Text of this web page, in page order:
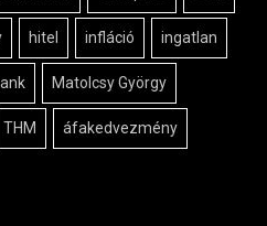
hitel infláció ingatlan
Matolcsy György
THM áfakedvezmény